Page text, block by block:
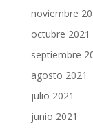
noviembre
octubre 2021
septiembre
agosto 2021
julio 2021
junio 2021